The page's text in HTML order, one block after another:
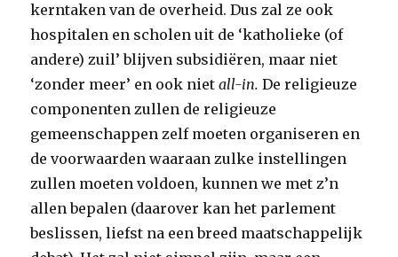
kerntaken van de overheid. Dus zal ze ook
hospitalen en scholen uit de ‘katholieke (of
andere) zuil’ blijven subsidiëren, maar niet
‘zonder meer’ en ook nietall-in. De religieuze
componenten zullen de religieuze
gemeenschappen zelf moeten organiseren en
de voorwaarden waaraan zulke instellingen
zullen moeten voldoen, kunnen we met z’n
allen bepalen (daarover kan het parlement
beslissen, liefst na een breed maatschappelijk